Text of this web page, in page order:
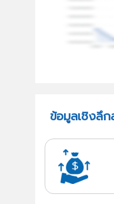
ข้อมูลเชิงลึ